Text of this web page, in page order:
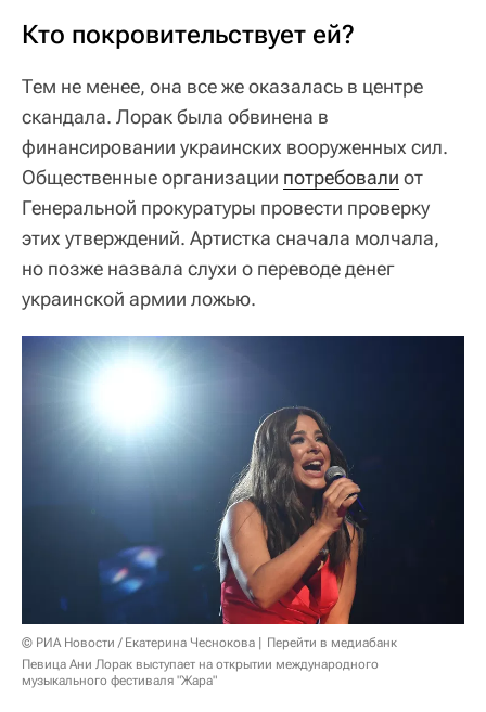
Кто покровительствует ей?
Тем не менее, она все же оказалась в центре
скандала. Лорак была обвинена в
финансировании украинских вооруженных сил.
Общественные организации потребовали от
Генеральной прокуратуры провести проверку
этих утверждений. Артистка сначала молчала,
но позже назвала слухи о переводе денег
украинской армии ложью.
© РИА Новости / Екатерина Чеснокова
Перейти в медиабанк
Певица Ани Лорак выступает на открытии международного
музыкального фестиваля "Жара"